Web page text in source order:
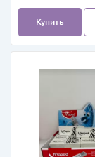
Купить